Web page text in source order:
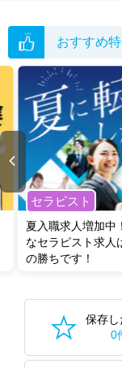
転職支援の他、情報収
い。
おすすめ
セラピスト
夏入職求人増加中
なセラピスト求人
の勝ちです！
保存し
0